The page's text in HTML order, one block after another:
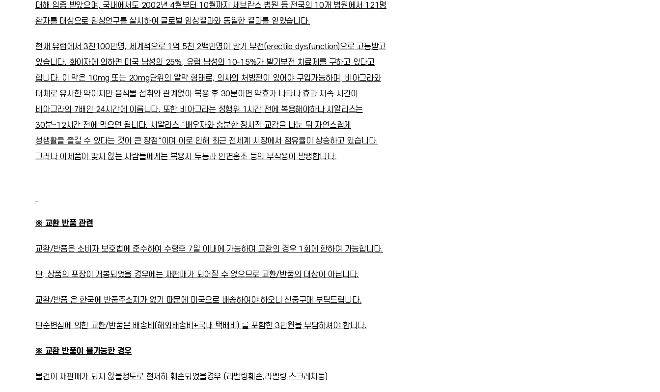
대해 입증 받았으며, 국내에서도 2002년 4월부터 10월까지 세브란스 병원 등 전국의 10개 병원에서 121명
환자를 대상으로 임상연구를 실시하여 글로벌 임상결과와 동일한 결과를 얻었습니다.
현재 유럽에서 3천100만명, 세계적으로 1억 5천 2백만명이 발기 부전(erectile dysfunction)으로 고통받고
있습니다. 화이자에 의하면 미국 남성의 25%, 유럽 남성의 10-15%가 발기부전 치료제를 구하고 있다고
합니다. 이 약은 10mg 또는 20mg단위의 알약 형태로, 의사의 처방전이 있어야 구입가능하며, 비아그라와
대체로 유사한 약이지만 음식물 섭취와 관계없이 복용 후 30분이면 약효가 나타나 효과 지속 시간이
비아그라의 7배인 24시간에 이릅니다. 또한 비아그라는 성행위 1시간 전에 복용해야하나 시알리스는
30분~12시간 전에 먹으면 됩니다. 시알리스 "배우자와 충분한 정서적 교감을 나눈 뒤 자연스럽게
성생활을 즐길 수 있다는 것이 큰 장점"이며 이로 인해 최근 전세계 시장에서 점유율이 상승하고 있습니다.
그러나 이제품이 맞지 않는 사람들에게는 복용시 두통과 안면홍조 등의 부작용이 발생합니다.
※ 교환 반품 관련
교환/반품은 소비자 보호법에 준수하여 수령후 7일 이내에 가능하며 교환의 경우 1회에 한하여 가능합니다.
단, 상품의 포장이 개봉되었을 경우에는 재판매가 되어질 수 없으므로 교환/반품의 대상이 아닙니다.
교환/반품 은 한국에 반품주소지가 없기 때문에 미국으로 배송하여야 하오니 신중구매 부탁드립니다.
단순변심에 의한 교환/반품은 배송비(해외배송비+국내 택배비) 를 포함한 3만원을 부담하셔야 합니다.
※ 교환 반품이 불가능한 경우
물건이 재판매가 되지 않을정도로 현저히 훼손되었을경우 (라벨링훼손,라벨링 스크레치등)